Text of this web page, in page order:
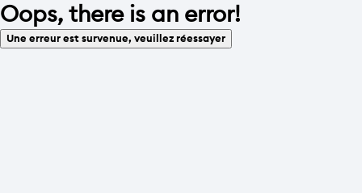
Oops, there is an error!
Une erreur est survenue, veuillez réessayer